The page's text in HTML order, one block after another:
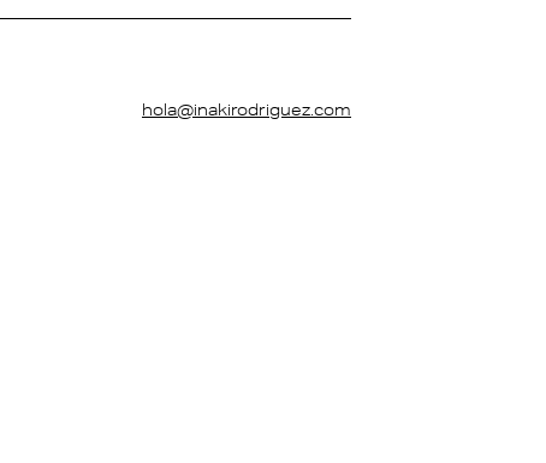
hola@inakirodriguez.com